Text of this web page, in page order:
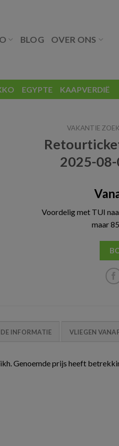
BLOG OVER ONS
EGYPTE KAAPVERDIË
VAKANTIE
2025-08-
Voordelig met TUI
maar
INFORMATIE VLIEGEN
Genoemde prijs heeft